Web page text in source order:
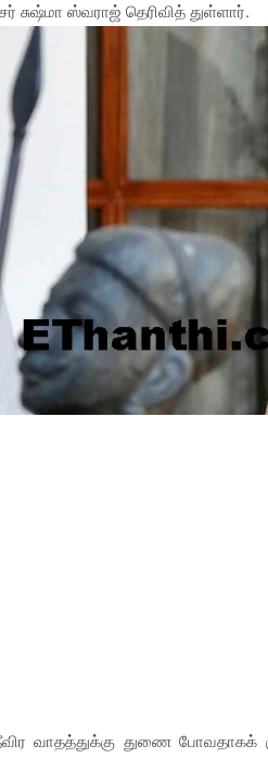
சுஷ்மா ஸ்வராஜ் தெரிவித் துள்ளார்.
வாதத்துக்கு துணை போவதாகக்